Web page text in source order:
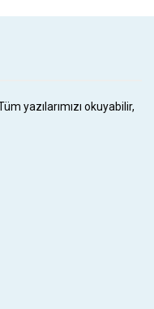
yazılarımızı okuyabilir,